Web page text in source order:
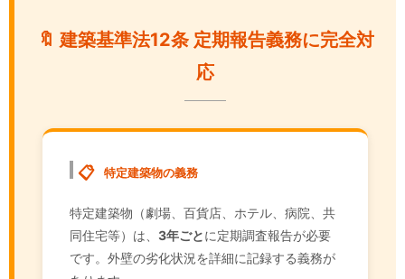
🔖 建築基準法12条 定期報告義務に完全対
応
📋 特定建築物の義務
特定建築物（劇場、百貨店、ホテル、病院、共
同住宅等）は、 3年ごとに定期調査報告が必要
です。外壁の劣化状況を詳細に記録する義務が